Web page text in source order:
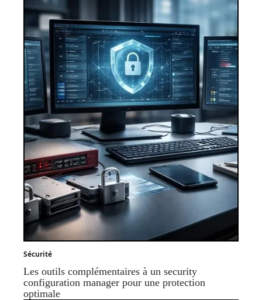
Sécurité
Les outils complémentaires à un security
configuration manager pour une protection
optimale